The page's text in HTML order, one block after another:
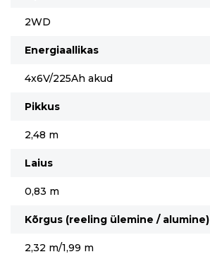
2WD
Energiaallikas
4x6V/225Ah akud
Pikkus
2,48 m
Laius
0,83 m
Kõrgus (reeling ülemine / alumine)
2,32 m/1,99 m